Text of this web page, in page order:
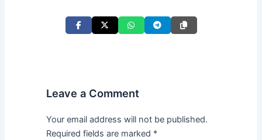
Leave a Comment
Your email address will not be published.
Required fields are marked *